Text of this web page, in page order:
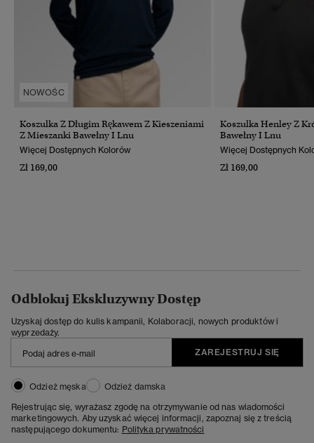
NOWOŚC
Koszulka Z Długim Rękawem Z Kieszeniami
Z Mieszanki Bawełny I Lnu
Więcej Dostępnych Kolorów
Zł 169,00
Koszulka Henley Z
Bawełny I Lnu
Więcej Dostępnych
Zł 169,00
Odblokuj Ekskluzywny Dostęp
Uzyskaj dostęp do kulis kampanii, Kolaboracji, nowych produktów i
wyprzedaży.
ZAREJESTRUJ SIĘ
Odzież męska
Odzież damska
Rejestrując się, wyrażasz zgodę na otrzymywanie od nas wiadomości
marketingowych. Aby uzyskać więcej informacji, zapoznaj się z treścią
następującego dokumentu: Polityka prywatności